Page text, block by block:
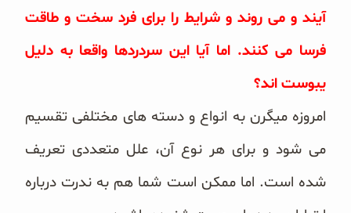
آیند و می روند و شرایط را برای فرد سخت و طاقت
فرسا می کنند. اما آیا این سردردها واقعا به دلیل
یبوست اند؟
امروزه میگرن به انواع و دسته های مختلفی تقسیم
می شود و برای هر نوع آن، علل متعددی تعریف
شده است. اما ممکن است شما هم به ندرت درباره